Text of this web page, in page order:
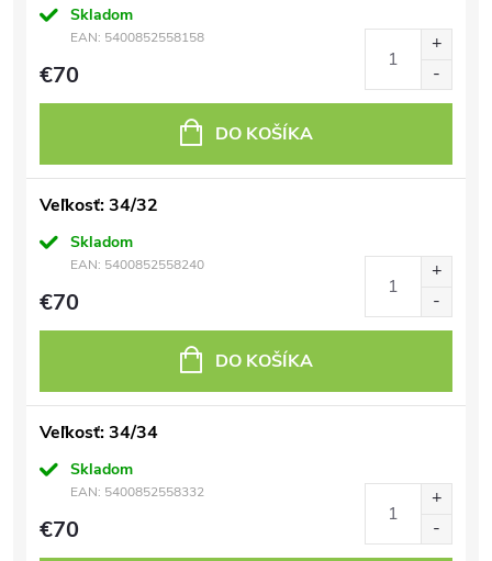
Skladom
EAN: 5400852558158
€70
DO KOŠÍKA
Veľkosť: 34/32
Skladom
EAN: 5400852558240
€70
DO KOŠÍKA
Veľkosť: 34/34
Skladom
EAN: 5400852558332
€70